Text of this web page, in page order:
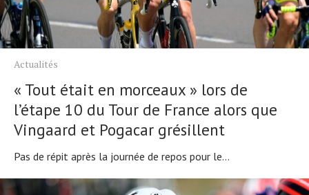
Actualités
« Tout était en morceaux » lors de
l’étape 10 du Tour de France alors que
Vingaard et Pogacar grésillent
Pas de répit après la journée de repos pour le...